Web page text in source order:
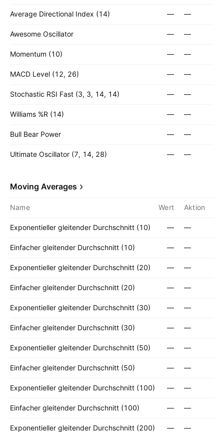
Average Directional Index (14) — —
Awesome Oscillator — —
Momentum (10) — —
MACD Level (12, 26) — —
Stochastic RSI Fast (3, 3, 14, 14) — —
Williams %R (14) — —
Bull Bear Power — —
Ultimate Oscillator (7, 14, 28) — —
Moving Averages
Name Wert Aktion
Exponentieller gleitender Durchschnitt (10) — —
Einfacher gleitender Durchschnitt (10) — —
Exponentieller gleitender Durchschnitt (20) — —
Einfacher gleitender Durchschnitt (20) — —
Exponentieller gleitender Durchschnitt (30) — —
Einfacher gleitender Durchschnitt (30) — —
Exponentieller gleitender Durchschnitt (50) — —
Einfacher gleitender Durchschnitt (50) — —
Exponentieller gleitender Durchschnitt (100) — —
Einfacher gleitender Durchschnitt (100) — —
Exponentieller gleitender Durchschnitt (200) — —